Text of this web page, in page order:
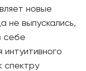
новые
не выпускались,
себе
интуитивного
спектру